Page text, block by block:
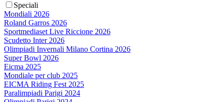
Speciali
Mondiali 2026
Roland Garros 2026
Sportmediaset Live Riccione 2026
Scudetto Inter 2026
Olimpiadi Invernali Milano Cortina 2026
Super Bowl 2026
Eicma 2025
Mondiale per club 2025
EICMA Riding Fest 2025
Paralimpiadi Parigi 2024